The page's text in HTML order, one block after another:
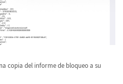
copia del informe de bloqueo a su